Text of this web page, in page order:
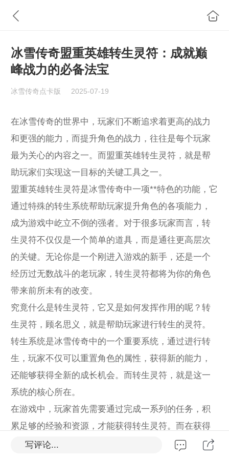
冰雪传奇盟重英雄转生灵符：成就巅
峰战力的必备法宝
冰雪传奇点卡版 2025-07-19
在冰雪传奇的世界中，玩家们不断追求着更高的战力
和更强的能力，而提升角色的战力，往往是每个玩家
最为关心的内容之一。而盟重英雄转生灵符，就是帮
助玩家们实现这一目标的关键工具之一。
盟重英雄转生灵符是冰雪传奇中一项**特色的功能，它
通过特殊的转生系统帮助玩家提升角色的各项能力，
成为游戏中屹立不倒的强者。对于很多玩家而言，转
生灵符不仅仅是一个简单的道具，而是通往更高层次
的关键。无论你是一个刚进入游戏的新手，还是一个
经历过无数战斗的老玩家，转生灵符都将为你的角色
带来前所未有的改变。
究竟什么是转生灵符，它又是如何发挥作用的呢？转
生灵符，顾名思义，就是帮助玩家进行转生的灵符。
转生系统是冰雪传奇中的一个重要系统，通过进行转
生，玩家不仅可以重置角色的属性，获得新的能力，
还能够获得全新的成长机会。而转生灵符，就是这一
系统的核心所在。
在游戏中，玩家首先需要通过完成一系列的任务，积
累足够的经验和资源，才能获得转生灵符。而在获得
灵符后，玩家就可以选择合适的时机进行转生。这一
写评论...